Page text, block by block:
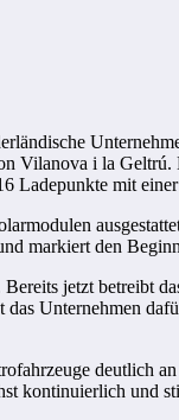
Vilanova i la
Ladepunkte mit
markiert den
jetzt betreibt
Unternehmen
deutlich
kontinuierlich und